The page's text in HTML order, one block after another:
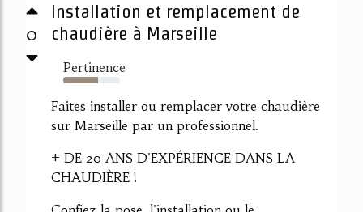
0
Installation et remplacement de
chaudière à Marseille
Pertinence
62%
Faites installer ou remplacer votre chaudière
sur Marseille par un professionnel.
+ DE 20 ANS D'EXPÉRIENCE DANS LA
CHAUDIÈRE !